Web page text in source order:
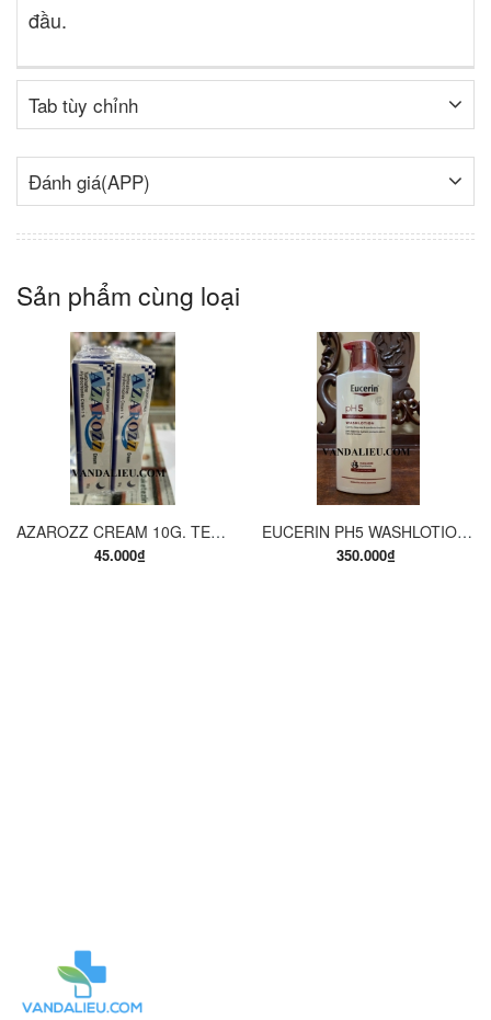
đầu.
Tab tùy chỉnh
Đánh giá(APP)
Sản phẩm cùng loại
AZAROZZ CREAM 10G. TERBINAFINE 1%. THUỐC TRỊ NẤM DA CHÂN, NẤM DA ĐÙI, NẤM DA THÂN, LANG BEN...
45.000₫
EUCERIN PH5 WASHLOTION 400ML. SỮA TẮM DẠNG GEL CHO DA NHẠY CẢM.
350.000₫